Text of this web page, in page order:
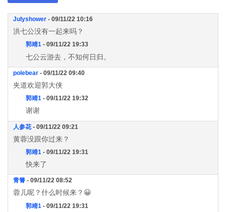
Julyshower - 09/11/22 10:16
洪七公没有一起来吗？
郭靖1 - 09/11/22 19:33
七公云游去，不知何日归。
polebear - 09/11/22 09:40
夹道欢迎郭大侠
郭靖1 - 09/11/22 19:32
谢谢
人参花- 09/11/22 09:21
黄蓉没跟你过来？
郭靖1 - 09/11/22 19:31
快来了
青箐 - 09/11/22 08:52
蓉儿呢？什么时候来？😀
郭靖1 - 09/11/22 19:31